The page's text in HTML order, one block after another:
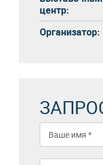
центр:
Организатор: